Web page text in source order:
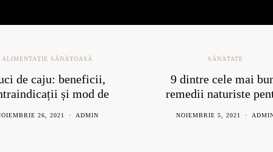
SĂNĂTATE
dintre cele mai bune
naturiste pentru
NOIEMBRIE 5, 2021 ADMIN
ALIMENTAȚIE SĂNĂTOASĂ
Totul despre
cauze simptome
remedii